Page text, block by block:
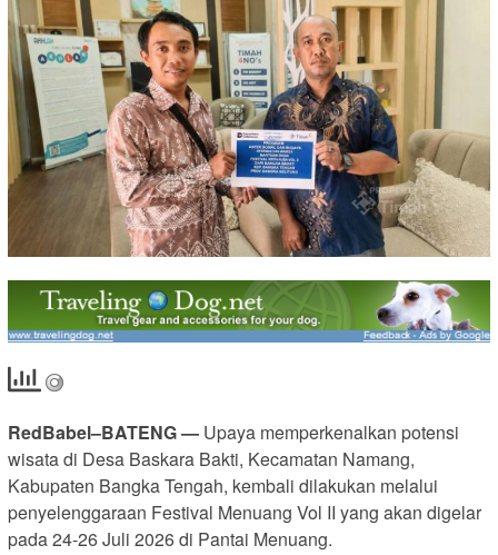
RedBabel–BATENG — Upaya memperkenalkan potensi
wisata di Desa Baskara Bakti, Kecamatan Namang,
Kabupaten Bangka Tengah, kembali dilakukan melalui
penyelenggaraan Festival Menuang Vol II yang akan digelar
pada 24-26 Juli 2026 di Pantai Menuang.